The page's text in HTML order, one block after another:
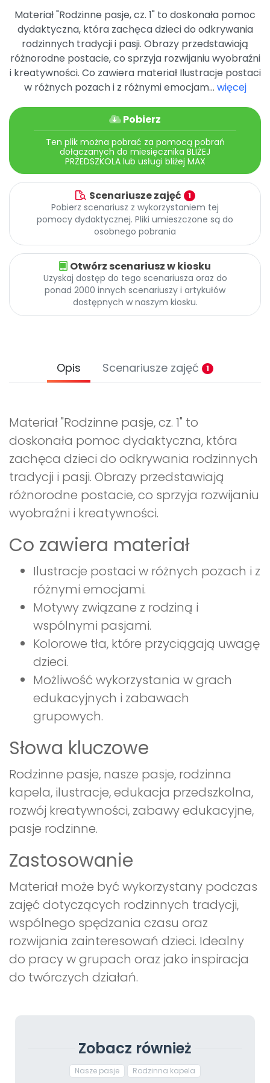
Pomoc
Promocje
Materiał "Rodzinne pasje, cz. 1" to doskonała pomoc
dydaktyczna, która zachęca dzieci do odkrywania
rodzinnych tradycji i pasji. Obrazy przedstawiają
różnorodne postacie, co sprzyja rozwijaniu wyobraźni
i kreatywności. Co zawiera materiał Ilustracje postaci
w różnych pozach i z różnymi emocjam... więcej
Pobierz
Ten plik można pobrać za pomocą pobrań
dołączanych do miesięcznika BLIŻEJ
PRZEDSZKOLA lub usługi bliżej MAX
Scenariusze zajęć 1
Pobierz scenariusz z wykorzystaniem tej
pomocy dydaktycznej. Pliki umieszczone są do
osobnego pobrania
Otwórz scenariusz w kiosku
Uzyskaj dostęp do tego scenariusza oraz do
ponad 2000 innych scenariuszy i artykułów
dostępnych w naszym kiosku.
Opis Scenariusze zajęć 1
Materiał "Rodzinne pasje, cz. 1" to
doskonała pomoc dydaktyczna, która
zachęca dzieci do odkrywania rodzinnych
tradycji i pasji. Obrazy przedstawiają
różnorodne postacie, co sprzyja rozwijaniu
wyobraźni i kreatywności.
Co zawiera materiał
Ilustracje postaci w różnych pozach i z
różnymi emocjami.
Motywy związane z rodziną i
wspólnymi pasjami.
Kolorowe tła, które przyciągają uwagę
dzieci.
Możliwość wykorzystania w grach
edukacyjnych i zabawach
grupowych.
Słowa kluczowe
Rodzinne pasje, nasze pasje, rodzinna
kapela, ilustracje, edukacja przedszkolna,
rozwój kreatywności, zabawy edukacyjne,
pasje rodzinne.
Zastosowanie
Materiał może być wykorzystany podczas
zajęć dotyczących rodzinnych tradycji,
wspólnego spędzania czasu oraz
rozwijania zainteresowań dzieci. Idealny
do pracy w grupach oraz jako inspiracja
do twórczych działań.
Zobacz również
Nasze pasje Rodzinna kapela